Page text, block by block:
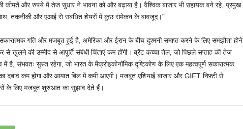
और रुपये में तेज सुधार ने भावना को और बढ़ाया है। वैश्विक बाजार भी सहायक बने रहे, प्रमुख
तकनीकी और एआई से संबंधित शेयरों में कुछ समेकन के बावजूद।”
गति और मजबूत हुई है, अमेरिका और ईरान के बीच दुश्मनी समाप्त करने के लिए समझौता होने
खुलने की उम्मीद से आपूर्ति संबंधी चिंताएं कम होंगी। ब्रेंट कच्चा तेल, जो पिछले सप्ताह की तेज
में है, संभवतः सुस्त रहेगा, जो भारत के मैक्रोइकोनॉमिक दृष्टिकोण के लिए एक महत्वपूर्ण सकारात्मक
दबाव कम होगा और आयात बिल में कमी आएगी। मजबूत एशियाई बाजार और GIFT निफ्टी से
के लिए मजबूत शुरुआत का सुझाव देते हैं।